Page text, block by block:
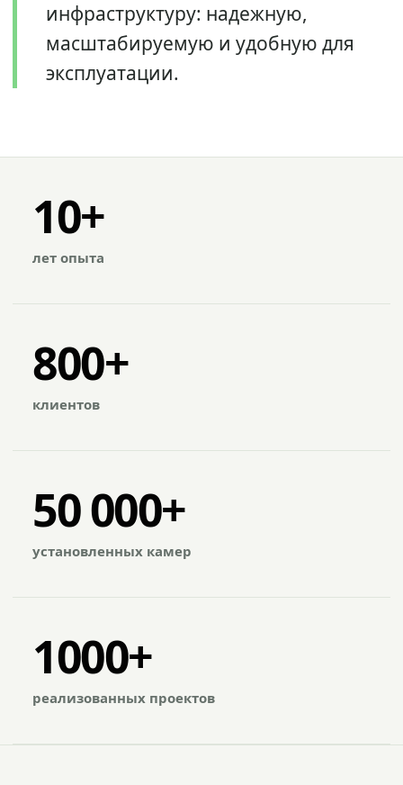
инфраструктуру: надежную,
масштабируемую и удобную для
эксплуатации.
10+
лет опыта
800+
клиентов
50 000+
установленных камер
1000+
реализованных проектов